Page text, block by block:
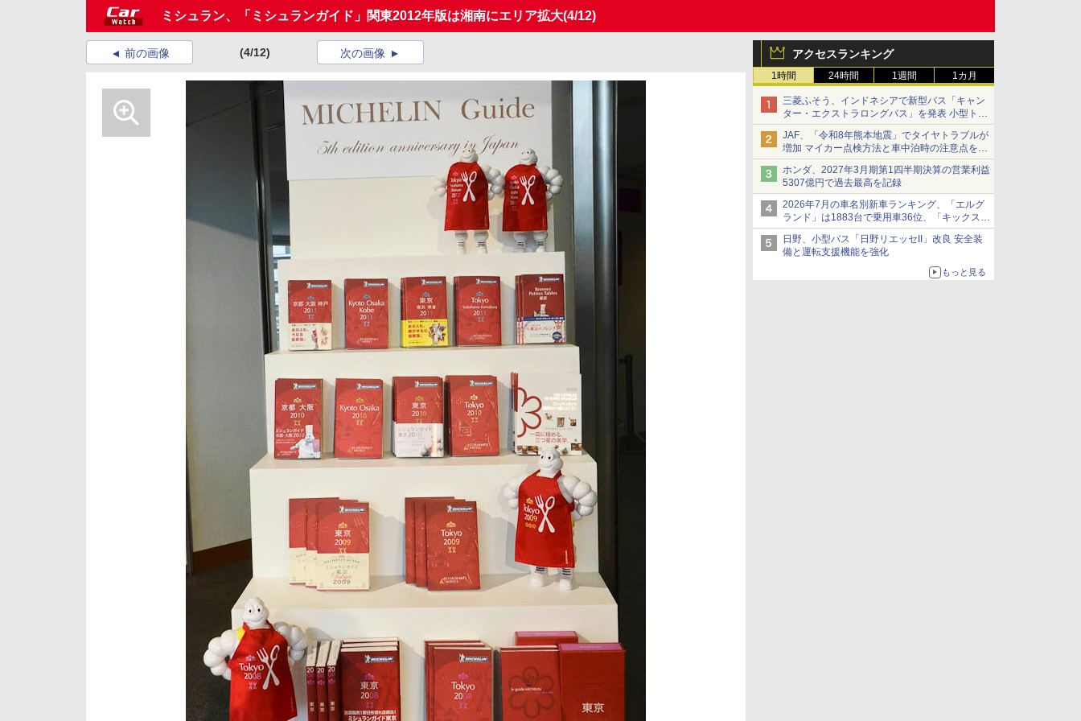
ミシュラン、「ミシュランガイド」関東2012年版は湘南にエリア拡大(4/12)
アクセスランキング
1時間 24時間 1週間 1カ月
三菱ふそう、インドネシアで新型バス「キャン
ター・エクストラロングバス」を発表 小型トラ
ックベースの観光・旅客輸送向けバス
JAF、「令和8年熊本地震」でタイヤトラブルが
増加 マイカー点検方法と車中泊時の注意点を呼
びかけ
ホンダ、2027年3月期第1四半期決算の営業利益
5307億円で過去最高を記録
2026年7月の車名別新車ランキング、「エルグ
ランド」は1883台で乗用車36位、「キックス」
は2591台で27位に
日野、小型バス「日野リエッセII」改良 安全装
備と運転支援機能を強化
もっと見る
前の画像 (4/12) 次の画像